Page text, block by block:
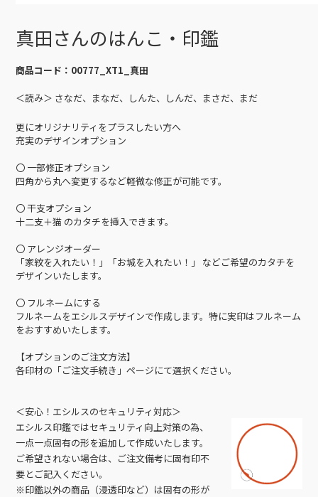
真田さんのはんこ・印鑑
商品コード： 00777_XT1_真田
＜読み＞ さなだ、まなだ、しんた、しんだ、まさだ、まだ
更にオリジナリティをプラスしたい方へ
充実のデザインオプション
〇 一部修正オプション
四角から丸へ変更するなど軽微な修正が可能です。
〇 干支オプション
十二支＋猫 のカタチを挿入できます。
〇 アレンジオーダー
「家紋を入れたい！」「お城を入れたい！」 などご希望のカタチを
デザインいたします。
〇 フルネームにする
フルネームをエシルスデザインで作成します。特に実印はフルネーム
をおすすめいたします。
【オプションのご注文方法】
各印材の「ご注文手続き」ページにて選択ください。
＜安心！エシルスのセキュリティ対応＞
エシルス印鑑ではセキュリティ向上対策の為、
一点一点固有の形を追加して作成いたします。
ご希望されない場合は、ご注文備考に固有印不
要とご記入ください。
※印鑑以外の商品（浸透印など）は固有の形が